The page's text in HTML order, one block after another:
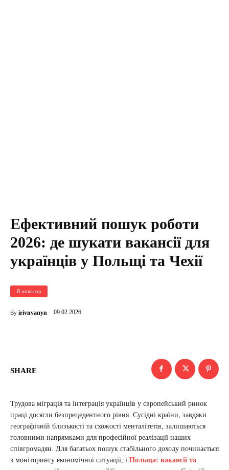
Ефективний пошук роботи
2026: де шукати вакансії для
українців у Польщі та Чехії
Я новатор
By irivnyanyn 09.02.2026
SHARE
Трудова міграція та інтеграція українців у європейський ринок
праці досягли безпрецедентного рівня. Сусідні країни, завдяки
географічній близькості та схожості менталітетів, залишаються
головними напрямками для професійної реалізації наших
співгромадян. Для багатьох пошук стабільного доходу починається
з моніторингу економічної ситуації, і Польща: вакансії та